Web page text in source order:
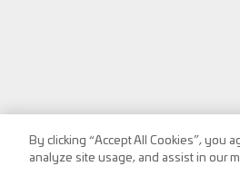
By clicking “Accept All Cookies”, you
analyze site usage, and assist in our